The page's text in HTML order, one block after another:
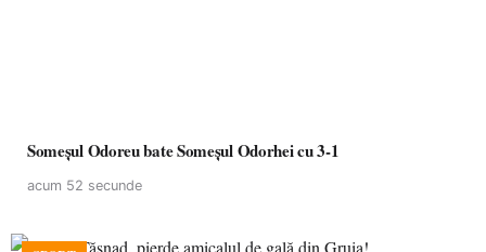
Someșul Odoreu bate Someșul Odorhei cu 3-1
acum 52 secunde